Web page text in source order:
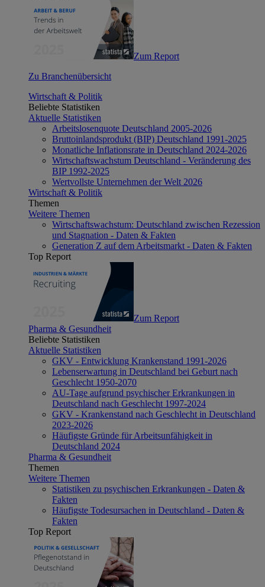
Zum Report
Zu Branchenübersicht
Wirtschaft & Politik
Beliebte Statistiken
Aktuelle Statistiken
Arbeitslosenquote Deutschland 2005-2026
Bruttoinlandsprodukt (BIP) Deutschland 1991-2025
Monatliche Inflationsrate in Deutschland 2024-2026
Wirtschaftswachstum Deutschland - Veränderung des
BIP 1992-2025
Wertvollste Unternehmen der Welt 2026
Wirtschaft & Politik
Themen
Weitere Themen
Wirtschaftswachstum: Deutschland zwischen Rezession
und Stagnation - Daten & Fakten
Generation Z auf dem Arbeitsmarkt - Daten & Fakten
Top Report
Zum Report
Pharma & Gesundheit
Beliebte Statistiken
Aktuelle Statistiken
GKV - Entwicklung Krankenstand 1991-2026
Lebenserwartung in Deutschland bei Geburt nach
Geschlecht 1950-2070
AU-Tage aufgrund psychischer Erkrankungen in
Deutschland nach Geschlecht 1997-2024
GKV - Krankenstand nach Geschlecht in Deutschland
2023-2026
Häufigste Gründe für Arbeitsunfähigkeit in
Deutschland 2024
Pharma & Gesundheit
Themen
Weitere Themen
Statistiken zu psychischen Erkrankungen - Daten &
Fakten
Häufigste Todesursachen in Deutschland - Daten &
Fakten
Top Report